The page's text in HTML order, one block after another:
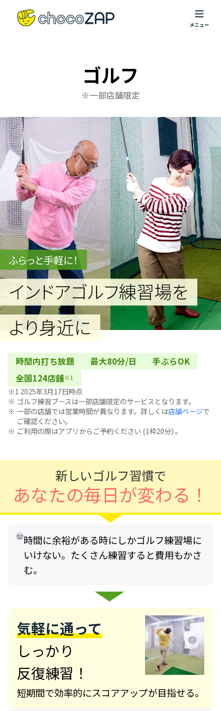
ゴルフ
※一部店舗限定
時間内打ち放題 最大80分/日
手ぶらOK
全国124店舗※1
※1 2025年3月17日時点
ゴルフ練習ブースは一部店舗限定のサービスとなります。
一部の店舗では営業時間が異なります。詳しくは店舗ページで
ご確認ください。
ご利用の際はアプリからご予約ください (1枠20分) 。
新しいゴルフ習慣で
あなたの毎日が変わる！
時間に余裕がある時にしかゴルフ練習場に
いけない。たくさん練習すると費用もかさ
む。
気軽に通って
しっかり
反復練習！
短期間で効率的にスコアアップが目指せる。